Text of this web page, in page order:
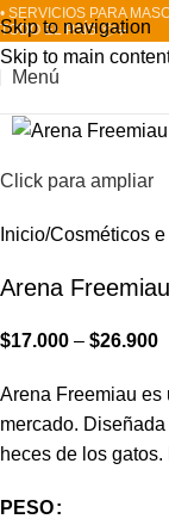
Skip to navigation
Skip to main
• SERVICIOS PARA
TODO EL PAÍS 📦✈️
Menú
Click para ampliar
Inicio Cosméticos
Arena
$17.000 – $26.900
Arena Freemiau es
mercado.
heces de los
PESO